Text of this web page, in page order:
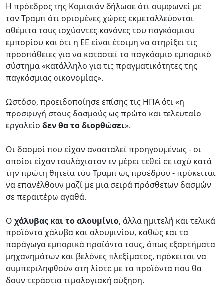
Η πρόεδρος της Κομισιόν δήλωσε ότι συμφωνεί με
τον Τραμπ ότι ορισμένες χώρες εκμεταλλεύονται
αθέμιτα τους ισχύοντες κανόνες του παγκόσμιου
εμπορίου και ότι η ΕΕ είναι έτοιμη να στηρίξει τις
προσπάθειες για να καταστεί το παγκόσμιο εμπορικό
σύστημα «κατάλληλο για τις πραγματικότητες της
παγκόσμιας οικονομίας».
Ωστόσο, προειδοποίησε επίσης τις ΗΠΑ ότι «η
προσφυγή στους δασμούς ως πρώτο και τελευταίο
εργαλείο δεν θα το διορθώσει».
Οι δασμοί που είχαν ανασταλεί προηγουμένως - οι
οποίοι είχαν τουλάχιστον εν μέρει τεθεί σε ισχύ κατά
την πρώτη θητεία του Τραμπ ως προέδρου - πρόκειται
να επανέλθουν μαζί με μια σειρά πρόσθετων δασμών
σε περαιτέρω αγαθά.
Ο χάλυβας και το αλουμίνιο, άλλα ημιτελή και τελικά
προϊόντα χάλυβα και αλουμινίου, καθώς και τα
παράγωγα εμπορικά προϊόντα τους, όπως εξαρτήματα
μηχανημάτων και βελόνες πλεξίματος, πρόκειται να
συμπεριληφθούν στη λίστα με τα προϊόντα που θα
δουν τεράστια τιμολογιακή αύξηση.